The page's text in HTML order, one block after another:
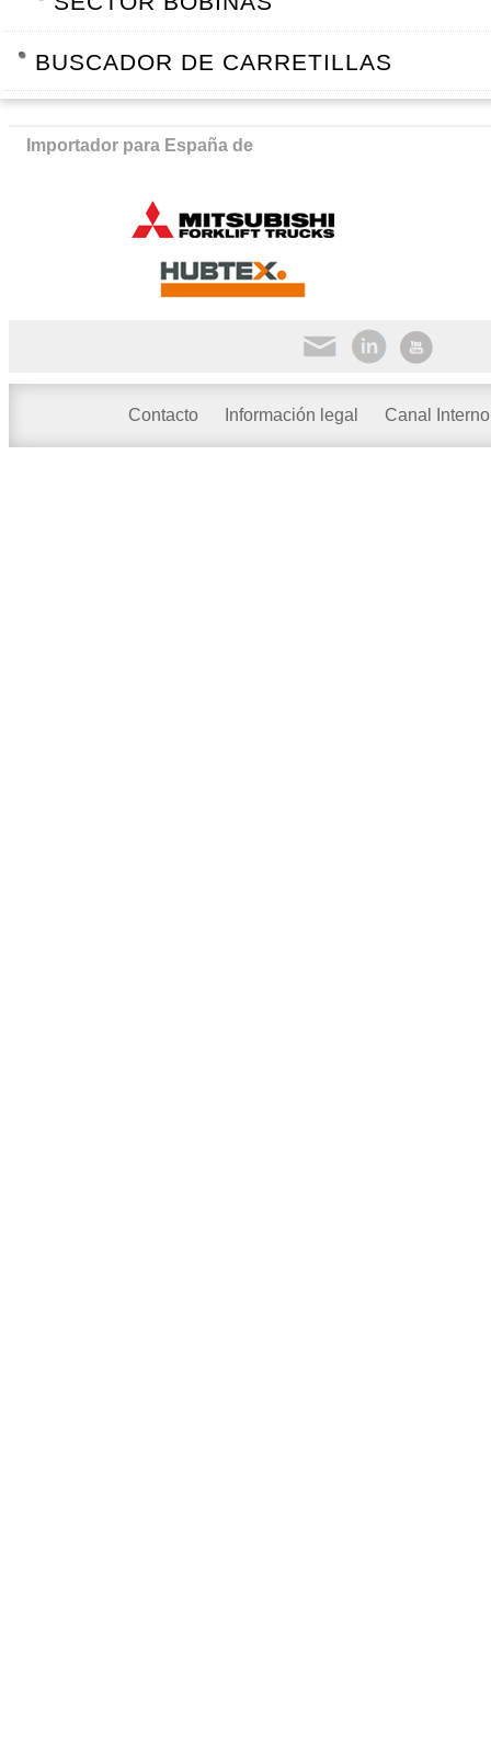
BUSCADOR DE CARRETILLAS
Importador para España de
Contacto Información legal Canal